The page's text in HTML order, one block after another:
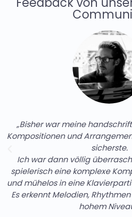
„Bisher war meine
Kompositionen und
sicherste.
Ich war dann völlig
spielerisch eine komplexe
und mühelos in eine
Es erkennt Melodien,
hohem